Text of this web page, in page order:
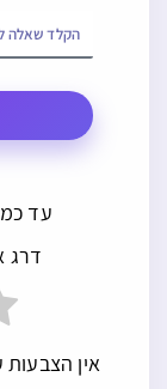
עד
דרג
אין